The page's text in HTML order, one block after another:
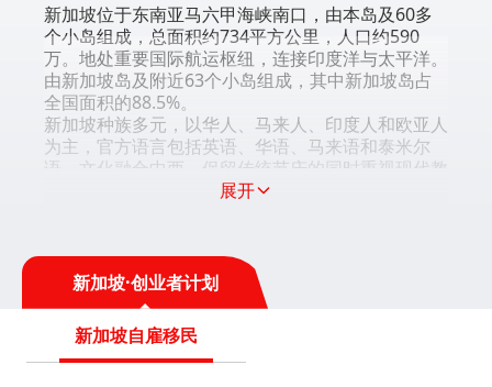
新加坡位于东南亚马六甲海峡南口，由本岛及60多
个小岛组成，总面积约734平方公里，人口约590
万。地处重要国际航运枢纽，连接印度洋与太平洋。
由新加坡岛及附近63个小岛组成，其中新加坡岛占
全国面积的88.5%。
新加坡种族多元，以华人、马来人、印度人和欧亚人
为主，官方语言包括英语、华语、马来语和泰米尔
语。文化融合中西，保留传统节庆的同时重视现代教
育与科技。艺术上设有国家美术馆、新加坡交响乐团
物园等为重要旅游地标。
展开
新加坡·创业者计划
新加坡自雇移民